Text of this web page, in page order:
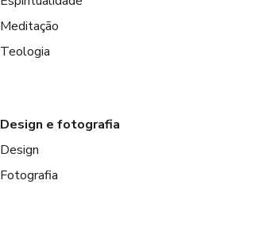
Meditação
Teologia
Design e fotografia
Design
Fotografia